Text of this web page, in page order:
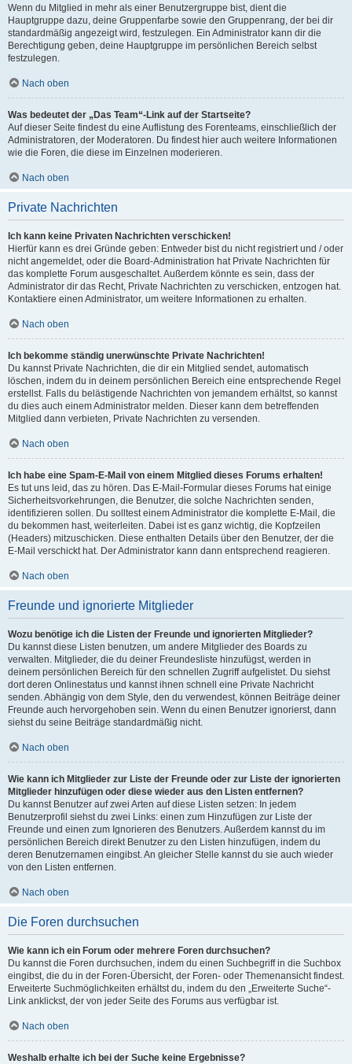
Wenn du Mitglied in mehr als einer Benutzergruppe bist, dient die
Hauptgruppe dazu, deine Gruppenfarbe sowie den Gruppenrang, der bei dir
standardmäßig angezeigt wird, festzulegen. Ein Administrator kann dir die
Berechtigung geben, deine Hauptgruppe im persönlichen Bereich selbst
festzulegen.
Nach oben
Was bedeutet der „Das Team“-Link auf der Startseite?
Auf dieser Seite findest du eine Auflistung des Forenteams, einschließlich der
Administratoren, der Moderatoren. Du findest hier auch weitere Informationen
wie die Foren, die diese im Einzelnen moderieren.
Nach oben
Private Nachrichten
Ich kann keine Privaten Nachrichten verschicken!
Hierfür kann es drei Gründe geben: Entweder bist du nicht registriert und / oder
nicht angemeldet, oder die Board-Administration hat Private Nachrichten für
das komplette Forum ausgeschaltet. Außerdem könnte es sein, dass der
Administrator dir das Recht, Private Nachrichten zu verschicken, entzogen hat.
Kontaktiere einen Administrator, um weitere Informationen zu erhalten.
Nach oben
Ich bekomme ständig unerwünschte Private Nachrichten!
Du kannst Private Nachrichten, die dir ein Mitglied sendet, automatisch
löschen, indem du in deinem persönlichen Bereich eine entsprechende Regel
erstellst. Falls du belästigende Nachrichten von jemandem erhältst, so kannst
du dies auch einem Administrator melden. Dieser kann dem betreffenden
Mitglied dann verbieten, Private Nachrichten zu versenden.
Nach oben
Ich habe eine Spam-E-Mail von einem Mitglied dieses Forums erhalten!
Es tut uns leid, das zu hören. Das E-Mail-Formular dieses Forums hat einige
Sicherheitsvorkehrungen, die Benutzer, die solche Nachrichten senden,
identifizieren sollen. Du solltest einem Administrator die komplette E-Mail, die
du bekommen hast, weiterleiten. Dabei ist es ganz wichtig, die Kopfzeilen
(Headers) mitzuschicken. Diese enthalten Details über den Benutzer, der die
E-Mail verschickt hat. Der Administrator kann dann entsprechend reagieren.
Nach oben
Freunde und ignorierte Mitglieder
Wozu benötige ich die Listen der Freunde und ignorierten Mitglieder?
Du kannst diese Listen benutzen, um andere Mitglieder des Boards zu
verwalten. Mitglieder, die du deiner Freundesliste hinzufügst, werden in
deinem persönlichen Bereich für den schnellen Zugriff aufgelistet. Du siehst
dort deren Onlinestatus und kannst ihnen schnell eine Private Nachricht
senden. Abhängig von dem Style, den du verwendest, können Beiträge deiner
Freunde auch hervorgehoben sein. Wenn du einen Benutzer ignorierst, dann
siehst du seine Beiträge standardmäßig nicht.
Nach oben
Wie kann ich Mitglieder zur Liste der Freunde oder zur Liste der ignorierten
Mitglieder hinzufügen oder diese wieder aus den Listen entfernen?
Du kannst Benutzer auf zwei Arten auf diese Listen setzen: In jedem
Benutzerprofil siehst du zwei Links: einen zum Hinzufügen zur Liste der
Freunde und einen zum Ignorieren des Benutzers. Außerdem kannst du im
persönlichen Bereich direkt Benutzer zu den Listen hinzufügen, indem du
deren Benutzernamen eingibst. An gleicher Stelle kannst du sie auch wieder
von den Listen entfernen.
Nach oben
Die Foren durchsuchen
Wie kann ich ein Forum oder mehrere Foren durchsuchen?
Du kannst die Foren durchsuchen, indem du einen Suchbegriff in die Suchbox
eingibst, die du in der Foren-Übersicht, der Foren- oder Themenansicht findest.
Erweiterte Suchmöglichkeiten erhältst du, indem du den „Erweiterte Suche“-
Link anklickst, der von jeder Seite des Forums aus verfügbar ist.
Nach oben
Weshalb erhalte ich bei der Suche keine Ergebnisse?